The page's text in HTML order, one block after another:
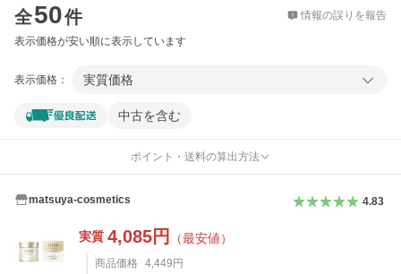
全50件 情報の誤りを報告
表示価格が安い順に表示しています
表示価格： 実質価格
中古を含む
ポイント・送料の算出方法
matsuya-cosmetics 4.83
実質 4,085円 （最安値）
商品価格 4,449 円